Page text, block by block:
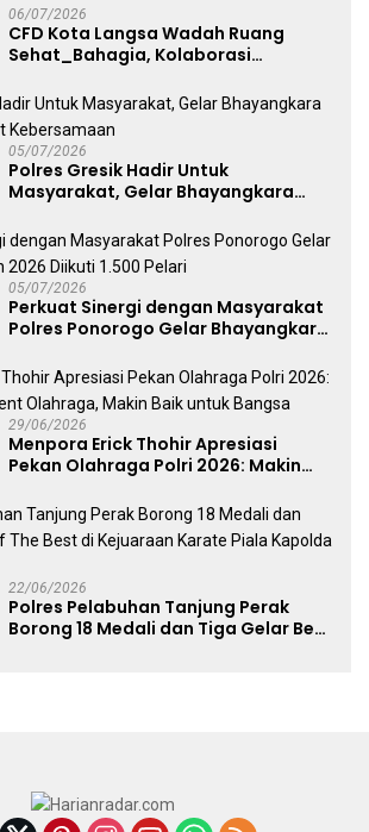
06/07/2026
CFD Kota Langsa Wadah Ruang
Sehat_Bahagia, Kolaborasi
Dekranasda Gerakan Ekonomi Lokal
05/07/2026
Polres Gresik Hadir Untuk
Masyarakat, Gelar Bhayangkara
05/07/2026
Perkuat Sinergi dengan Masyarakat
Polres Ponorogo Gelar Bhayangkara
29/06/2026
Menpora Erick Thohir Apresiasi
Pekan Olahraga Polri 2026: Makin
untuk Bangsa
22/06/2026
Polres Pelabuhan Tanjung Perak
Borong 18 Medali dan Tiga Gelar Best